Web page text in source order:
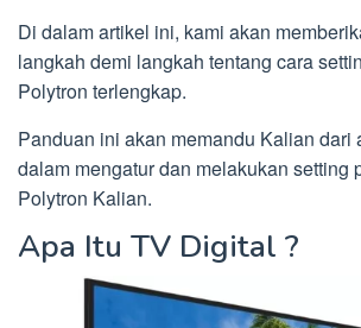
Di dalam artikel ini, kami akan
langkah demi langkah tentang cara
Polytron terlengkap.
Panduan ini akan memandu Kalian dari
dalam mengatur dan melakukan setting
Polytron Kalian.
Apa Itu TV Digital ?